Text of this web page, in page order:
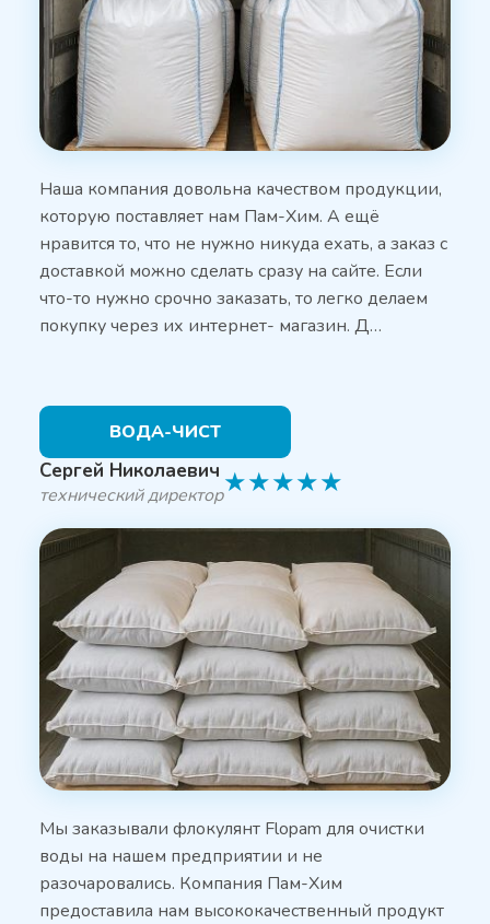
Наша компания довольна качеством продукции,
которую поставляет нам Пам-Хим. А ещё
нравится то, что не нужно никуда ехать, а заказ с
доставкой можно сделать сразу на сайте. Если
что-то нужно срочно заказать, то легко делаем
покупку через их интернет- магазин. Д…
ВОДА-ЧИСТ
Сергей Николаевич
технический директор★★★★★
Мы заказывали флокулянт Flopam для очистки
воды на нашем предприятии и не
разочаровались. Компания Пам-Хим
предоставила нам высококачественный продукт